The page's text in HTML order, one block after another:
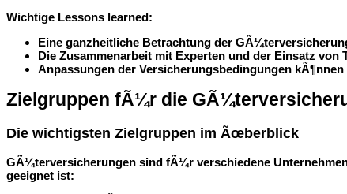
Wichtige Lessons learned:
Eine ganzheitliche Betrachtung der
Die Zusammenarbeit mit Experten und der Einsatz
Anpassungen der Versicherungsbedingungen
Zielgruppen fÃ¼r die
Die wichtigsten Zielgruppen im Ãœberblick
GÃ¼terversicherungen sind fÃ¼r verschiedene
geeignet ist: